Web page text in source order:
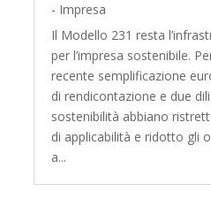
- Impresa
Il Modello 231 resta
per l’impresa sostenibile.
recente semplificazione
di rendicontazione e due
sostenibilità abbiano
di applicabilità e ridotto gli
a...